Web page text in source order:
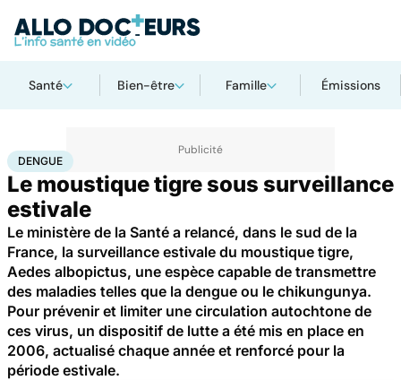
Santé Bien-être Famille Émissions
AccueilSanté Maladies infectieuses
DENGUE
Le moustique tigre sous surveillance
estivale
Le ministère de la Santé a relancé, dans le sud de la
France, la surveillance estivale du moustique tigre,
Aedes albopictus, une espèce capable de transmettre
des maladies telles que la dengue ou le chikungunya.
Pour prévenir et limiter une circulation autochtone de
ces virus, un dispositif de lutte a été mis en place en
2006, actualisé chaque année et renforcé pour la
période estivale.